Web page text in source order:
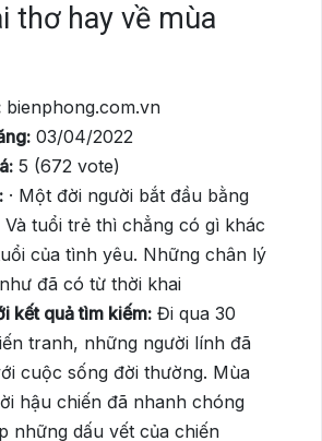
thơ hay về mùa
bienphong.com.vn
03/04/2022
5 (672 vote)
· Một đời người bắt đầu bằng
Và tuổi trẻ thì chẳng có gì khác
của tình yêu. Những chân lý
đã có từ thời khai
kết quả tìm kiếm: Đi qua 30
tranh, những người lính đã
cuộc sống đời thường. Mùa
hậu chiến đã nhanh chóng
những dấu vết của chiến